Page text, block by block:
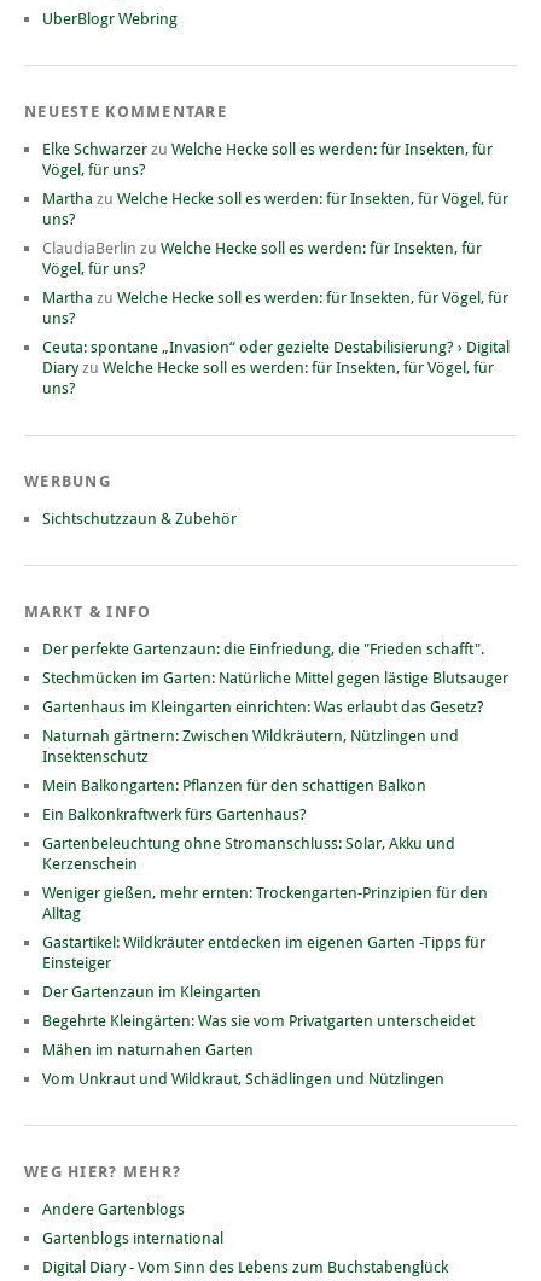
UberBlogr Webring
NEUESTE KOMMENTARE
Elke Schwarzer zu Welche Hecke soll es werden: für Insekten, für
Vögel, für uns?
Martha zu Welche Hecke soll es werden: für Insekten, für Vögel, für
uns?
ClaudiaBerlin zu Welche Hecke soll es werden: für Insekten, für
Vögel, für uns?
Martha zu Welche Hecke soll es werden: für Insekten, für Vögel, für
uns?
Ceuta: spontane „Invasion“ oder gezielte Destabilisierung? › Digital
Diaryzu Welche Hecke soll es werden: für Insekten, für Vögel, für
uns?
WERBUNG
Sichtschutzzaun & Zubehör
MARKT & INFO
Der perfekte Gartenzaun: die Einfriedung, die "Frieden schafft".
Stechmücken im Garten: Natürliche Mittel gegen lästige Blutsauger
Gartenhaus im Kleingarten einrichten: Was erlaubt das Gesetz?
Naturnah gärtnern: Zwischen Wildkräutern, Nützlingen und
Insektenschutz
Mein Balkongarten: Pflanzen für den schattigen Balkon
Ein Balkonkraftwerk fürs Gartenhaus?
Gartenbeleuchtung ohne Stromanschluss: Solar, Akku und
Kerzenschein
Weniger gießen, mehr ernten: Trockengarten-Prinzipien für den
Alltag
Gastartikel: Wildkräuter entdecken im eigenen Garten -Tipps für
Einsteiger
Der Gartenzaun im Kleingarten
Begehrte Kleingärten: Was sie vom Privatgarten unterscheidet
Mähen im naturnahen Garten
Vom Unkraut und Wildkraut, Schädlingen und Nützlingen
WEG HIER? MEHR?
Andere Gartenblogs
Gartenblogs international
Digital Diary - Vom Sinn des Lebens zum Buchstabenglück